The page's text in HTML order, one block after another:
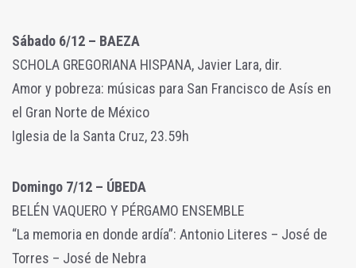
Sábado 6/12 – BAEZA
SCHOLA GREGORIANA HISPANA, Javier Lara, dir.
Amor y pobreza: músicas para San Francisco de Asís en
el Gran Norte de México
Iglesia de la Santa Cruz, 23.59h
Domingo 7/12 – ÚBEDA
BELÉN VAQUERO Y PÉRGAMO ENSEMBLE
“La memoria en donde ardía”: Antonio Literes – José de
Torres – José de Nebra